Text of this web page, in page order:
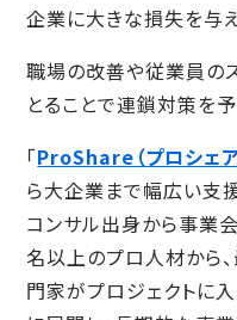
企業に大きな損失を与
職場の改善や従業員の
とることで連鎖対策を
「ProShare（プロシェア
ら大企業まで幅広い支
コンサル出身から事業
名以上のプロ人材から
門家がプロジェクトに